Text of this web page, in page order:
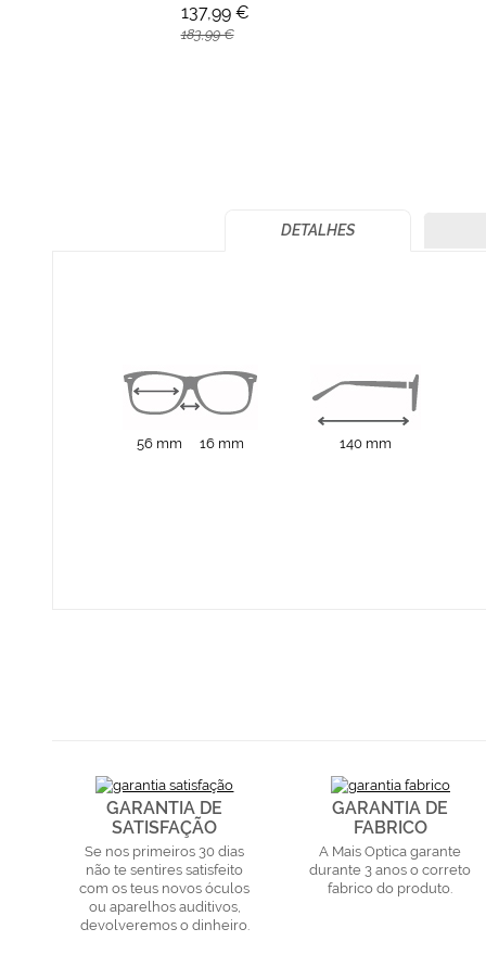
137,99 €
183,99 €
DETALHES
56 mm 16 mm 140 mm
GARANTIA DE
SATISFAÇÃO
Se nos primeiros 30 dias
não te sentires satisfeito
com os teus novos óculos
ou aparelhos auditivos,
devolveremos o dinheiro.
GARANTIA DE
FABRICO
A Mais Optica garante
durante 3 anos o correto
fabrico do produto.